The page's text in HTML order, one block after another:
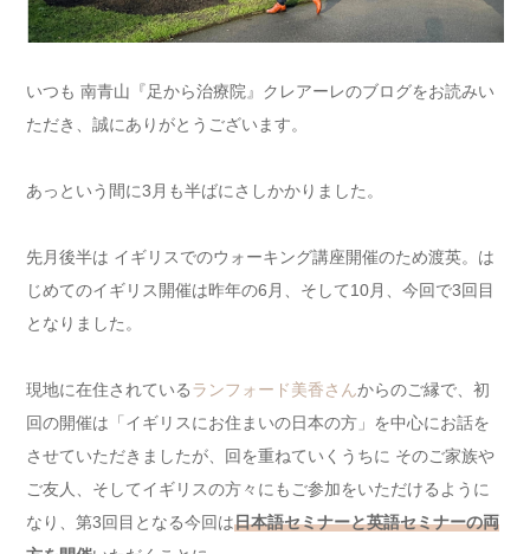
いつも 南青山『足から治療院』クレアーレのブログをお読みい
ただき、誠にありがとうございます。
あっという間に3月も半ばにさしかかりました。
先月後半は イギリスでのウォーキング講座開催のため渡英。は
じめてのイギリス開催は昨年の6月、そして10月、今回で3回目
となりました。
現地に在住されているランフォード美香さんからのご縁で、初
回の開催は「イギリスにお住まいの日本の方」を中心にお話を
させていただきましたが、回を重ねていくうちに そのご家族や
ご友人、そしてイギリスの方々にもご参加をいただけるように
なり、第3回目となる今回は日本語セミナーと英語セミナーの両